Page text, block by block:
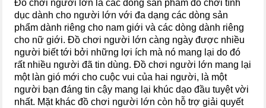
Đồ chơi người lớn là các dòng sản phẩm đồ chơi tình
dục dành cho người lớn với đa dạng các dòng sản
phẩm dành riêng cho nam giới và các dòng dành riêng
cho nữ giới. Đồ chơi người lớn càng ngày được nhiều
người biết tới bởi những lợi ích mà nó mang lại do đó
rất nhiều người đã tin dùng. Đồ chơi người lớn mang lại
một làn gió mới cho cuộc vui của hai người, là một
người bạn đáng tin cậy mang lại khúc dạo đầu tuyệt vời
nhất. Mặt khác đồ chơi người lớn còn hỗ trợ giải quyết